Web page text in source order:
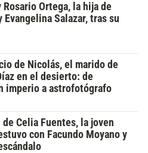
Rosario Ortega, la hija de
Evangelina Salazar, tras su
de Nicolás, el marido de
en el desierto: de
imperio a astrofotógrafo
Celia Fuentes, la joven
con Facundo Moyano y